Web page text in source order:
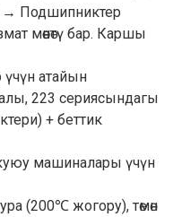
→ Подшипниктер
мөөнөтү бар. Каршы
атайын
223 сериясындагы
+ беттик
машиналары үчүн
(200℃ жогору), төмөн